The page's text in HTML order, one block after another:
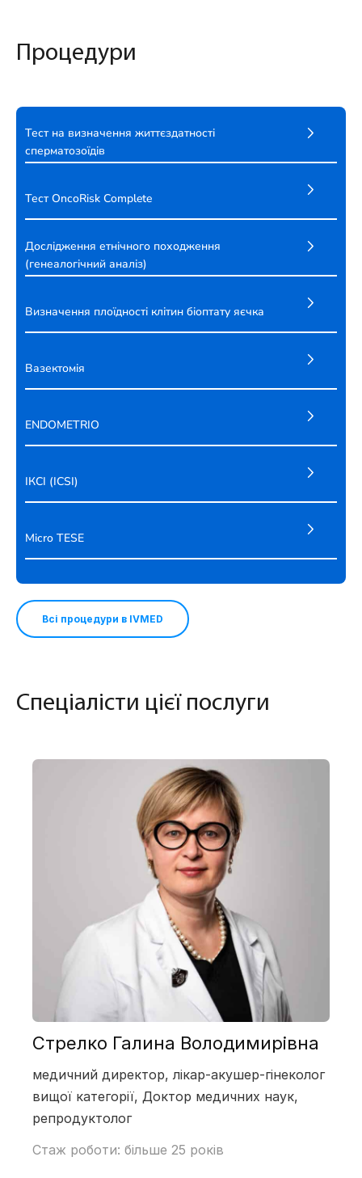
Процедури
Тест на визначення життєздатності
сперматозоїдів
Тест OncoRisk Complete
Дослідження етнічного походження
(генеалогічний аналіз)
Визначення плоїдності клітин біоптату яєчка
Вазектомія
ENDOMETRIO
ІКСІ (ICSI)
Micro TESE
Всі процедури в IVMED
Спеціалісти цієї послуги
Стрелко Галина Володимирівна
медичний директор, лікар-акушер-гінеколог
вищої категорії, Доктор медичних наук,
репродуктолог
Стаж роботи: більше 25 років